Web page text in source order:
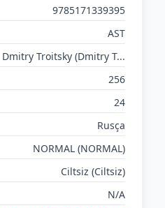
9785171339395
AST
Dmitry Troitsky (Dmitry T...
256
24
Rusça
NORMAL (NORMAL)
Ciltsiz (Ciltsiz)
N/A